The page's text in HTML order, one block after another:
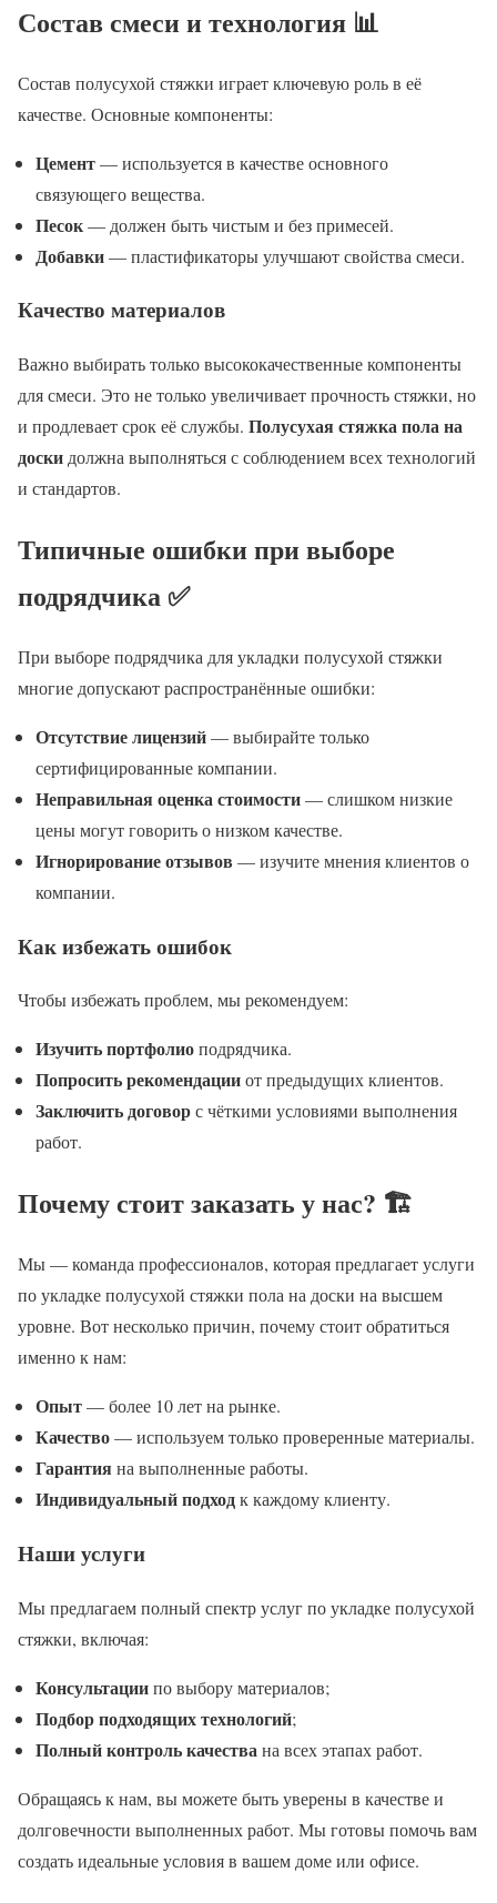
Состав смеси и технология 📊
Состав полусухой стяжки играет ключевую роль в её
качестве. Основные компоненты:
Цемент— используется в качестве основного
связующего вещества.
Песок— должен быть чистым и без примесей.
Добавки— пластификаторы улучшают свойства смеси.
Качество материалов
Важно выбирать только высококачественные компоненты
для смеси. Это не только увеличивает прочность стяжки, но
и продлевает срок её службы. Полусухая стяжка пола на
доски должна выполняться с соблюдением всех технологий
и стандартов.
Типичные ошибки при выборе
подрядчика ✅
При выборе подрядчика для укладки полусухой стяжки
многие допускают распространённые ошибки:
Отсутствие лицензий— выбирайте только
сертифицированные компании.
Неправильная оценка стоимости— слишком низкие
цены могут говорить о низком качестве.
Игнорирование отзывов — изучите мнения клиентов о
компании.
Как избежать ошибок
Чтобы избежать проблем, мы рекомендуем:
Изучить портфолиоподрядчика.
Попросить рекомендацииот предыдущих клиентов.
Заключить договорс чёткими условиями выполнения
работ.
Почему стоит заказать у нас? 🏗️
Мы — команда профессионалов, которая предлагает услуги
по укладке полусухой стяжки пола на доски на высшем
уровне. Вот несколько причин, почему стоит обратиться
именно к нам:
Опыт— более 10 лет на рынке.
Качество— используем только проверенные материалы.
Гарантияна выполненные работы.
Индивидуальный подходк каждому клиенту.
Наши услуги
Мы предлагаем полный спектр услуг по укладке полусухой
стяжки, включая:
Консультациипо выбору материалов;
Подбор подходящих технологий;
Полный контроль качествана всех этапах работ.
Обращаясь к нам, вы можете быть уверены в качестве и
долговечности выполненных работ. Мы готовы помочь вам
создать идеальные условия в вашем доме или офисе.